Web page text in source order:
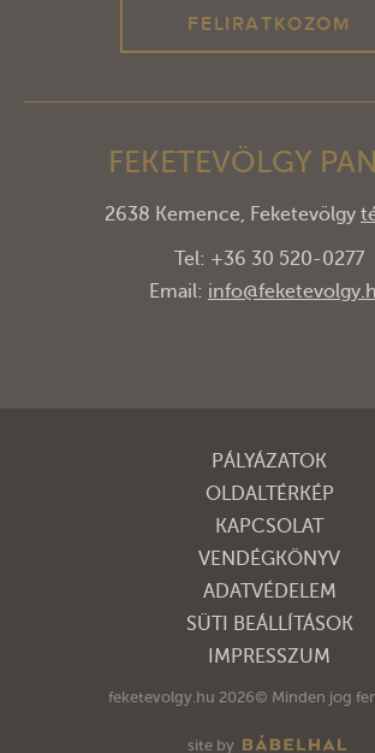
FELIRATKOZOM
FEKETEVÖLGY
2638 Kemence, Feketevölgy
Tel: +36 30 520-0277
Email:
PÁLYÁZATOK
OLDALTÉRKÉP
KAPCSOLAT
VENDÉGKÖNYV
ADATVÉDELEM
SÜTI BEÁLLÍTÁSOK
IMPRESSZUM
feketevolgy.hu 2026© Minden jog
site by